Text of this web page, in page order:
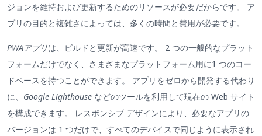
ジョンを維持および更新するためのリソースが必要だからです。 ア
プリの目的と複雑さによっては、多くの時間と費用が必要です。
PWAアプリは、ビルドと更新が高速です。 2 つの一般的なプラット
フォームだけでなく、さまざまなプラットフォーム用に1 つのコー
ドベースを持つことができます。 アプリをゼロから開発する代わり
に、 Google Lighthouse などのツールを利用して現在の Web サイト
を構成できます。 レスポンシブ デザインにより、必要なアプリの
バージョンは 1 つだけで、すべてのデバイスで同じように表示され